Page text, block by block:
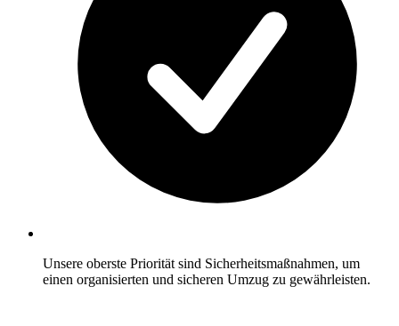
Unsere oberste Priorität sind Sicherheitsmaßnahmen, um
einen organisierten und sicheren Umzug zu gewährleisten.